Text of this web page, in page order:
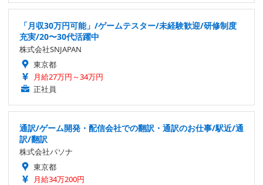
「月収30万円可能」/ゲームテスター/未経験歓迎/研修制度
充実/20〜30代活躍中
株式会社SNJAPAN
東京都
月給27万円～34万円
正社員
通訳/ゲーム開発・配信会社での翻訳・通訳のお仕事/駅近/通
訳/翻訳
株式会社パソナ
東京都
月給34万200円